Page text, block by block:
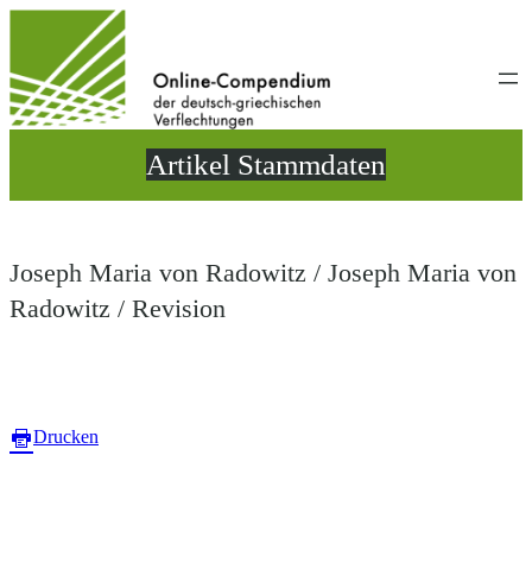
wechseln
Artikel Stammdaten
Joseph Maria von Radowitz / Joseph Maria von
Radowitz / Revision
Drucken